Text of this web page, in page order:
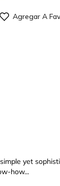
yet
how...